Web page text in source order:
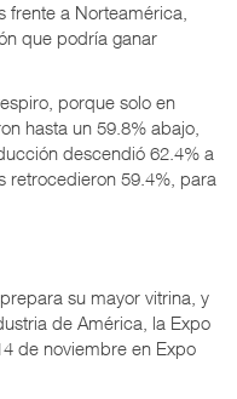
frente a Norteamérica,
que podría ganar
porque solo en
hasta un 59.8% abajo,
descendió 62.4% a
retrocedieron 59.4%, para
su mayor vitrina, y
de América, la Expo
de noviembre en Expo